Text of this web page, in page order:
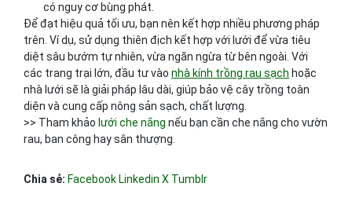
có nguy cơ bùng phát.
Để đạt hiệu quả tối ưu, bạn nên kết hợp nhiều phương pháp
trên. Ví dụ, sử dụng thiên địch kết hợp với lưới để vừa tiêu
diệt sâu bướm tự nhiên, vừa ngăn ngừa từ bên ngoài. Với
các trang trại lớn, đầu tư vào nhà kính trồng rau sạch hoặc
nhà lưới sẽ là giải pháp lâu dài, giúp bảo vệ cây trồng toàn
diện và cung cấp nông sản sạch, chất lượng.
>> Tham khảo lưới che nắng nếu bạn cần che nắng cho vườn
rau, ban công hay sân thượng.
Chia sẻ: Facebook Linkedin X Tumblr